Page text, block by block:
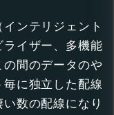
ンテリジェント
イザー、多機能
間のデータのや
に独立した配線
数の配線になり